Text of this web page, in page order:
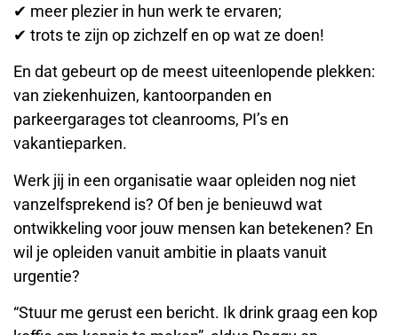
✔ meer plezier in hun werk te ervaren;
✔ trots te zijn op zichzelf en op wat ze doen!
En dat gebeurt op de meest uiteenlopende plekken:
van ziekenhuizen, kantoorpanden en
parkeergarages tot cleanrooms, PI’s en
vakantieparken.
Werk jij in een organisatie waar opleiden nog niet
vanzelfsprekend is? Of ben je benieuwd wat
ontwikkeling voor jouw mensen kan betekenen? En
wil je opleiden vanuit ambitie in plaats vanuit
urgentie?
“Stuur me gerust een bericht. Ik drink graag een kop